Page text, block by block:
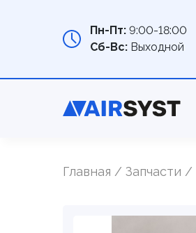
Пн-Пт:9:00-18:00
Сб-Вс:Выходной
Главная Запчасти